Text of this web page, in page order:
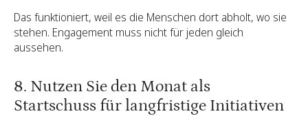
Das funktioniert, weil es die Menschen dort abholt, wo sie
stehen. Engagement muss nicht für jeden gleich
aussehen.
8. Nutzen Sie den Monat als
Startschuss für langfristige Initiativen